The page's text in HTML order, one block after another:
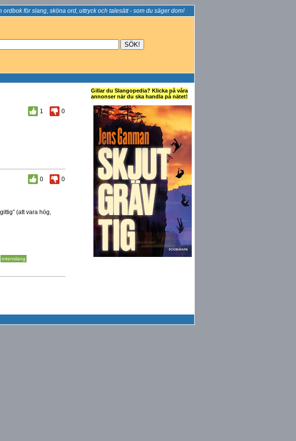
ordbok för slang, sköna ord, uttryck och talesätt - som du säger dom!
1
0
0
0
(att vara hög,
ortenslang
Gillar du Slangopedia? Klicka på våra
annonser när du ska handla på nätet!